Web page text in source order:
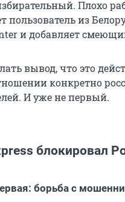
Плохо
пользователь из
и добавляет
вывод, что это
конкретно
И уже не первый.
блокировал
борьба с